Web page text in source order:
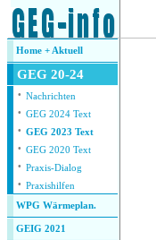
Home + Aktuell
GEG 20-24
· Nachrichten
· GEG 2024 Text
· GEG 2023 Text
· GEG 2020 Text
· Praxis-Dialog
· Praxishilfen
WPG Wärmeplan.
GEIG 2021